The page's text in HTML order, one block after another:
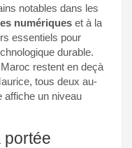
notables dans les
numériques et à la
essentiels pour
durable.
restent en deçà
tous deux au-
affiche un niveau
portée